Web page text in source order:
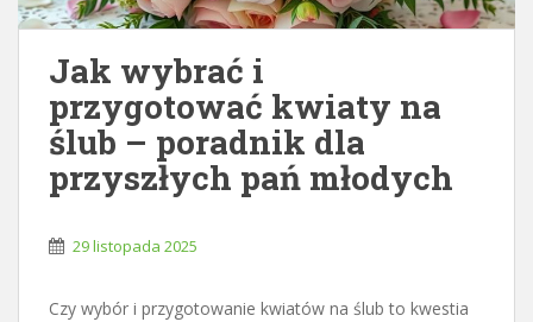
Jak wybrać i
przygotować kwiaty na
ślub – poradnik dla
przyszłych pań młodych
29 listopada 2025
Czy wybór i przygotowanie kwiatów na ślub to kwestia